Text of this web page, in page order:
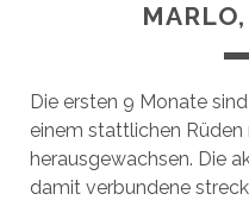
Die ersten 9 Monate
einem stattlichen Rüden
herausgewachsen. Die
damit verbundene